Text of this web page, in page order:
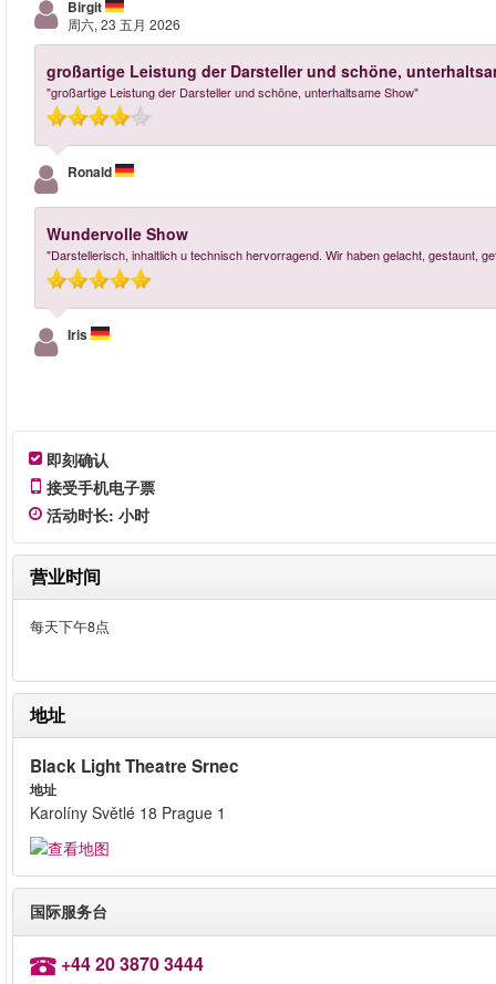
Birgit
周六, 23 五月 2026
großartige Leistung der Darsteller und schöne,
"großartige Leistung der Darsteller und schöne, unterhaltsame Show"
Ronald
Wundervolle Show
"Darstellerisch, inhaltlich u technisch hervorragend. Wir haben gelacht, gestaunt,
Iris
即刻确认
接受手机电子票
活动时长: 小时
营业时间
每天下午8点
地址
Black Light Theatre Srnec
地址
Karolíny Světlé 18 Prague 1
国际服务台
+44 20 3870 3444